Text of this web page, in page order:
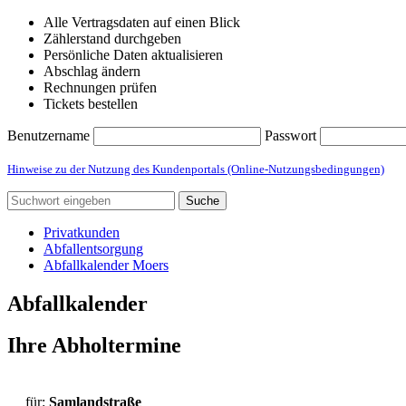
Alle Vertragsdaten auf einen Blick
Zählerstand durchgeben
Persönliche Daten aktualisieren
Abschlag ändern
Rechnungen prüfen
Tickets bestellen
Benutzername Passwort
Hinweise zu der Nutzung des Kundenportals (Online-Nutzungsbedingungen)
Suche
Privatkunden
Abfallentsorgung
Abfallkalender Moers
Abfallkalender
Ihre Abholtermine
für: Samlandstraße